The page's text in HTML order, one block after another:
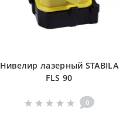
Нивелир лазерный STABILA
FLS 90
0